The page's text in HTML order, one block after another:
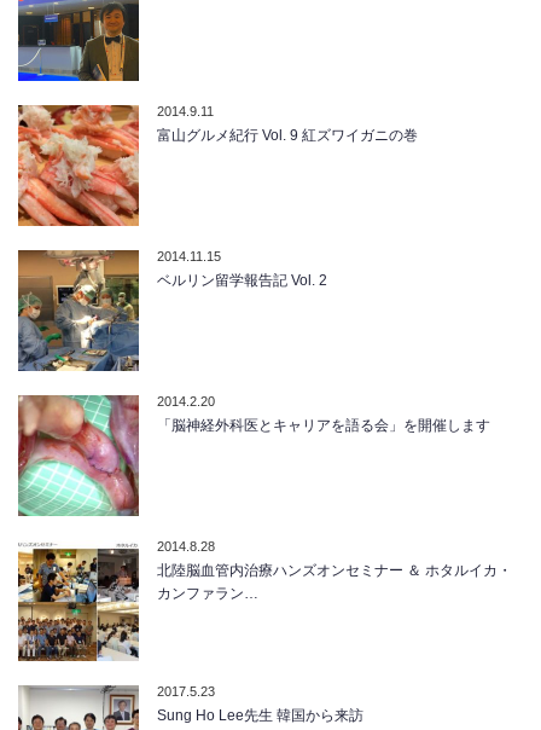
2014.9.11
富山グルメ紀行 Vol. 9 紅ズワイガニの巻
2014.11.15
ベルリン留学報告記 Vol. 2
2014.2.20
「脳神経外科医とキャリアを語る会」を開催します
2014.8.28
北陸脳血管内治療ハンズオンセミナー ＆ ホタルイカ・
カンファラン…
2017.5.23
Sung Ho Lee先生 韓国から来訪